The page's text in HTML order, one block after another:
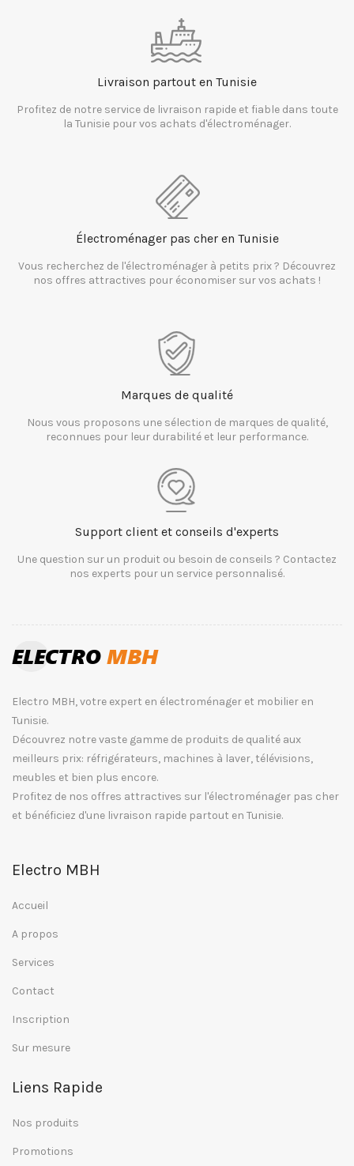
Livraison partout en Tunisie
Profitez de notre service de livraison rapide et fiable dans toute
la Tunisie pour vos achats d'électroménager.
Électroménager pas cher en Tunisie
Vous recherchez de l'électroménager à petits prix ? Découvrez
nos offres attractives pour économiser sur vos achats !
Marques de qualité
Nous vous proposons une sélection de marques de qualité,
reconnues pour leur durabilité et leur performance.
Support client et conseils d'experts
Une question sur un produit ou besoin de conseils ? Contactez
nos experts pour un service personnalisé.
Electro MBH, votre expert en électroménager et mobilier en
Tunisie.
Découvrez notre vaste gamme de produits de qualité aux
meilleurs prix: réfrigérateurs, machines à laver, télévisions,
meubles et bien plus encore.
Profitez de nos offres attractives sur l'électroménager pas cher
et bénéficiez d'une livraison rapide partout en Tunisie.
Electro MBH
Accueil
A propos
Services
Contact
Inscription
Sur mesure
Liens Rapide
Nos produits
Promotions